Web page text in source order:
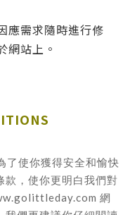
應需求隨時進行修
網站上。
使你獲得安全和愉快
款，使你更明白我們對
網